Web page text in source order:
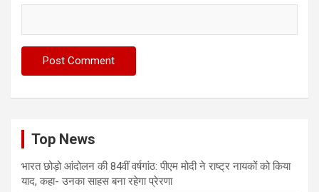
Top News
भारत छोड़ो आंदोलन की 84वीं वर्षगांठ: पीएम मोदी ने राष्ट्र नायकों को किया
याद, कहा- उनका साहस बना रहेगा प्रेरणा